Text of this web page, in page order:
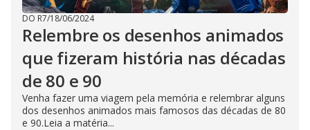
DO R7/18/06/2024
Relembre os desenhos animados
que fizeram história nas décadas
de 80 e 90
Venha fazer uma viagem pela memória e relembrar alguns
dos desenhos animados mais famosos das décadas de 80
e 90.Leia a matéria...